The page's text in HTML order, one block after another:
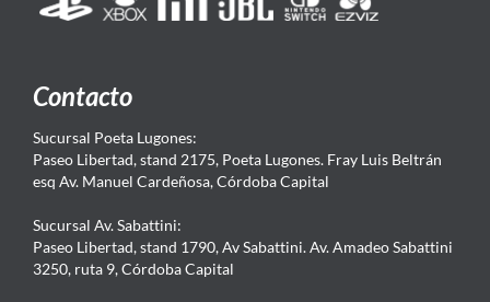
Contacto
Sucursal Poeta Lugones:
Paseo Libertad, stand 2175, Poeta Lugones. Fray Luis Beltrán
esq Av. Manuel Cardeñosa, Córdoba Capital
Sucursal Av. Sabattini:
Paseo Libertad, stand 1790, Av Sabattini. Av. Amadeo Sabattini
3250, ruta 9, Córdoba Capital